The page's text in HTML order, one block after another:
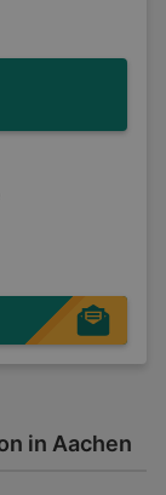
in Aachen